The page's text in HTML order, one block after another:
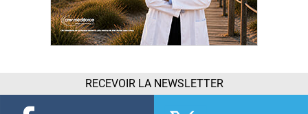
RECEVOIR LA NEWSLETTER